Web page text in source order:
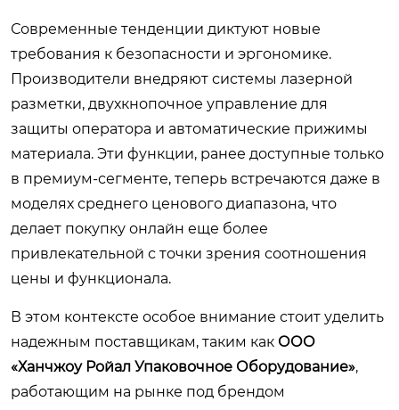
Современные тенденции диктуют новые
требования к безопасности и эргономике.
Производители внедряют системы лазерной
разметки, двухкнопочное управление для
защиты оператора и автоматические прижимы
материала. Эти функции, ранее доступные только
в премиум-сегменте, теперь встречаются даже в
моделях среднего ценового диапазона, что
делает покупку онлайн еще более
привлекательной с точки зрения соотношения
цены и функционала.
В этом контексте особое внимание стоит уделить
надежным поставщикам, таким как ООО
«Ханчжоу Ройал Упаковочное Оборудование»,
работающим на рынке под брендом